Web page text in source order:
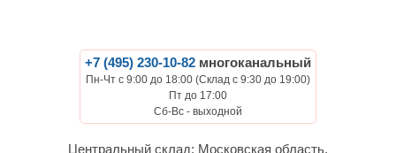
+7 (495) 230-10-82 многоканальный
Пн-Чт с 9:00 до 18:00 (Склад с 9:30 до 19:00)
Пт до 17:00
Сб-Вс - выходной
Центральный склад: Московская область,